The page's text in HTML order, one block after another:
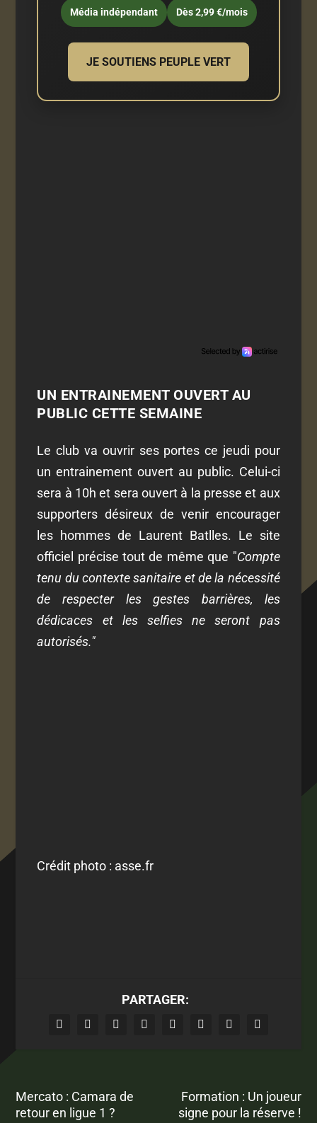
Média indépendant Dès 2,99 €/mois
JE SOUTIENS PEUPLE VERT
UN ENTRAINEMENT OUVERT AU
PUBLIC CETTE SEMAINE
Le club va ouvrir ses portes ce jeudi pour
un entrainement ouvert au public. Celui-ci
sera à 10h et sera ouvert à la presse et aux
supporters désireux de venir encourager
les hommes de Laurent Batlles. Le site
officiel précise tout de même que "Compte
tenu du contexte sanitaire et de la nécessité
de respecter les gestes barrières, les
dédicaces et les selfies ne seront pas
autorisés."
Crédit photo : asse.fr
PARTAGER:
Mercato : Camara de
retour en ligue 1 ?
Formation : Un joueur
signe pour la réserve !